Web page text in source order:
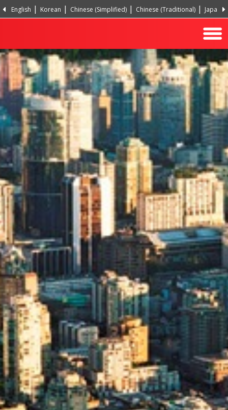
English Korean Chinese (Simplified) Chinese (Traditional)